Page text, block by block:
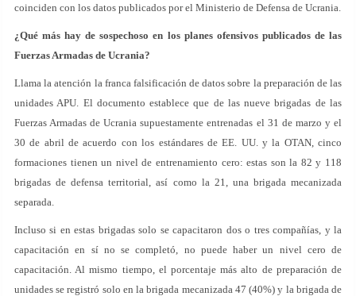
coinciden con los datos publicados por el Ministerio de Defensa de Ucrania.
¿Qué más hay de sospechoso en los planes ofensivos publicados de las
Fuerzas Armadas de Ucrania?
Llama la atención la franca falsificación de datos sobre la preparación de las
unidades APU. El documento establece que de las nueve brigadas de las
Fuerzas Armadas de Ucrania supuestamente entrenadas el 31 de marzo y el
30 de abril de acuerdo con los estándares de EE. UU. y la OTAN, cinco
formaciones tienen un nivel de entrenamiento cero: estas son la 82 y 118
brigadas de defensa territorial, así como la 21, una brigada mecanizada
separada.
Incluso si en estas brigadas solo se capacitaron dos o tres compañías, y la
capacitación en sí no se completó, no puede haber un nivel cero de
capacitación. Al mismo tiempo, el porcentaje más alto de preparación de
unidades se registró solo en la brigada mecanizada 47 (40%) y la brigada de